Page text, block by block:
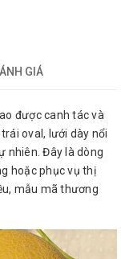
GIÁ
được canh tác và
oval, lưới dày nổi
nhiên. Đây là dòng
hoặc phục vụ thị
mẫu mã thương